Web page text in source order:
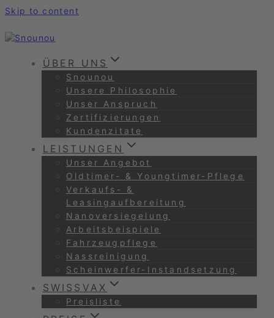
Skip to content
ÜBER UNS
Snounou
Unsere Philosophie
Unser Anspruch
Zertifizierungen
Kundenzitate
LEISTUNGEN
Unser Angebot
Oldtimer- & Youngtimer-Pflege
Verkaufs- &
Leasingaufbereitung
Nanoversiegelung
Arbeitsbeispiele
Fahrzeugpflege
Nassreinigung
Scheinwerfer-Instandsetzung
SWISSVAX
Preisliste